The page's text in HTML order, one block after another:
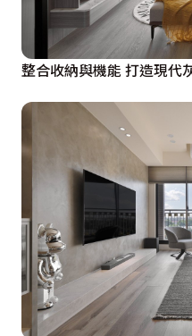
整合收納與機能 打造現